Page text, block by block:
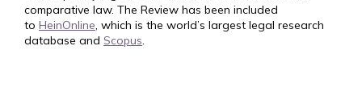
comparative law. The Review has been included
to HeinOnline, which is the world’s largest legal research
database and Scopus.